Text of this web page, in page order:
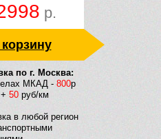
р.
по г. Москва:
МКАД - 800р
50 руб/км
в любой регион